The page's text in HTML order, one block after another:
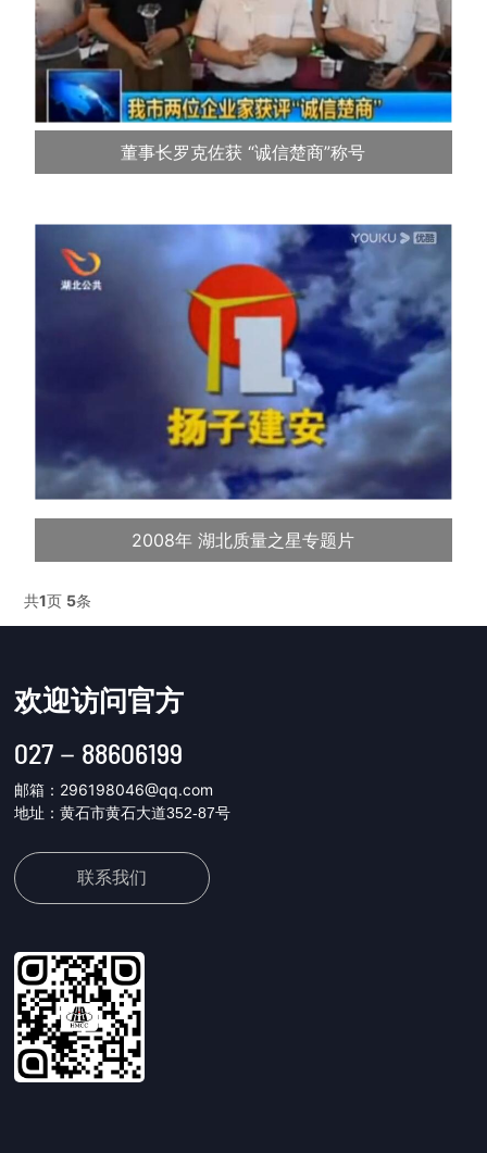
董事长罗克佐获 “诚信楚商”称号
2008年 湖北质量之星专题片
共1页 5条
欢迎访问官方
027－88606199
邮箱： 296198046@qq.com
地址：黄石市黄石大道352-87号
联系我们